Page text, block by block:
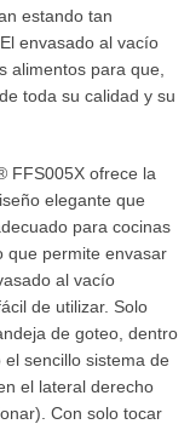
estando tan
envasado al vacío
alimentos para que,
toda su calidad y su
FFS005X ofrece la
elegante que
para cocinas
que permite envasar
al vacío
de utilizar. Solo
de goteo, dentro
sencillo sistema de
el lateral derecho
Con solo tocar